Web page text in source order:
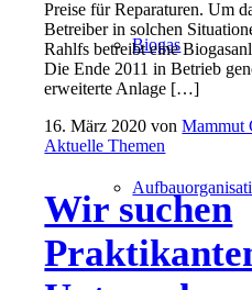
Biogas
Preise für Reparaturen. Um
Betreiber in solchen
Rahlfs betreibt eine
Die Ende 2011 in Betrieb
erweiterte Anlage […]
16. März 2020 vonMammut
Aktuelle Themen
Wir suchen